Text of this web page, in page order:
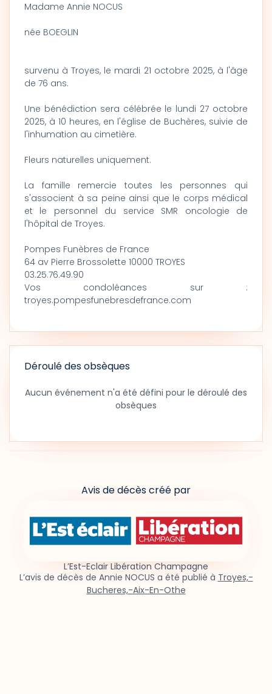
Madame Annie NOCUS
née BOEGLIN
survenu à Troyes, le mardi 21 octobre 2025, à l'âge
de 76 ans.
Une bénédiction sera célébrée le lundi 27 octobre
2025, à 10 heures, en l'église de Buchères, suivie de
l'inhumation au cimetière.
Fleurs naturelles uniquement.
La famille remercie toutes les personnes qui
s'associent à sa peine ainsi que le corps médical
et le personnel du service SMR oncologie de
l'hôpital de Troyes.
Pompes Funèbres de France
64 av Pierre Brossolette 10000 TROYES
03.25.76.49.90
Vos condoléances sur :
troyes.pompesfunebresdefrance.com
Déroulé des obsèques
Aucun événement n'a été défini pour le déroulé des
obsèques
Avis de décès créé par
L’Est-Eclair Libération Champagne
L’avis de décès de Annie NOCUS a été publié à Troyes,-
Bucheres,-Aix-En-Othe